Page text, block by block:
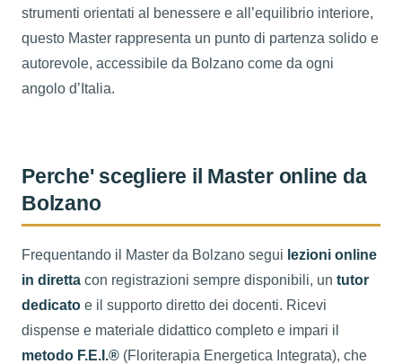
strumenti orientati al benessere e all’equilibrio interiore,
questo Master rappresenta un punto di partenza solido e
autorevole, accessibile da Bolzano come da ogni
angolo d’Italia.
Perche' scegliere il Master online da
Bolzano
Frequentando il Master da Bolzano segui lezioni online
in diretta con registrazioni sempre disponibili, un tutor
dedicato e il supporto diretto dei docenti. Ricevi
dispense e materiale didattico completo e impari il
metodo F.E.I.® (Floriterapia Energetica Integrata), che